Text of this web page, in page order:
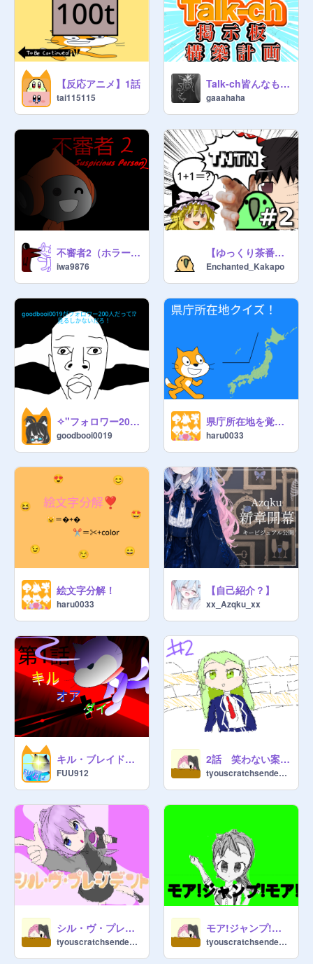
〈マネージャーさん〉
▼@remisabu
▼@3229kks
▼@mame-0818
▼@mamamapapapa
〈キュレーターさん〉(一覧)
https://scratch.mit.edu/projects/72
6303129/
  ←最近全然更新していま
せんすみません…
ーーーーーーーーーーーーーーーー
❈タグ/tag
だ　#自由　#拡散　#拡散希望　#宣
伝　#宣伝OK　#拡散してなの
だ！　#拡散して　#傾向目指す！
#傾向　#人気　#傾向独占　#ずんだ
もん　#新傾向　#なんでも　#なん
でもスタジオ　#何でもスタジオ
#何でも　#みんな　#みんなのスタ
ジオ　#プロジェクト　#どんどん作
品を入れよう！！　#フリー
#AddEverythingstudio
#ALL　#all　#project 　#free
ーーーーーーーーーーーーーーーー
【反応アニメ】1話
tai115115
Talk-ch皆んなもやろう！
gaaahaha
不審者2（ホラーゲーム） Suspicious Person 2
iwa9876
【ゆっくり茶番劇】第2話 今さら
Enchanted_Kakapo
✧"フォロワー200人記念"✧
goodbooi0019
県庁所在地を覚えよう！
haru0033
絵文字分解！
haru0033
【自己紹介？】
xx_Azqku_xx
キル・ブレイド第一話予告
FUU912
2話 笑わない案内人と、歪んだ導き
tyouscratchsendenbu
シル・ヴ・プレジデント 歌みた
tyouscratchsendenbu
モア!ジャンプ!モア! 歌みた
tyouscratchsendenbu